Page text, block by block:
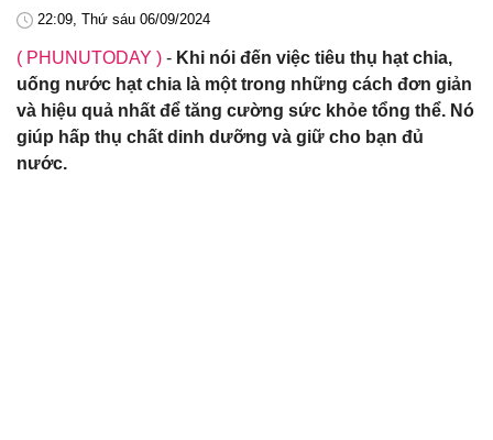
22:09, Thứ sáu 06/09/2024
( PHUNUTODAY ) - Khi nói đến việc tiêu thụ hạt chia,
uống nước hạt chia là một trong những cách đơn giản
và hiệu quả nhất để tăng cường sức khỏe tổng thể. Nó
giúp hấp thụ chất dinh dưỡng và giữ cho bạn đủ
nước.